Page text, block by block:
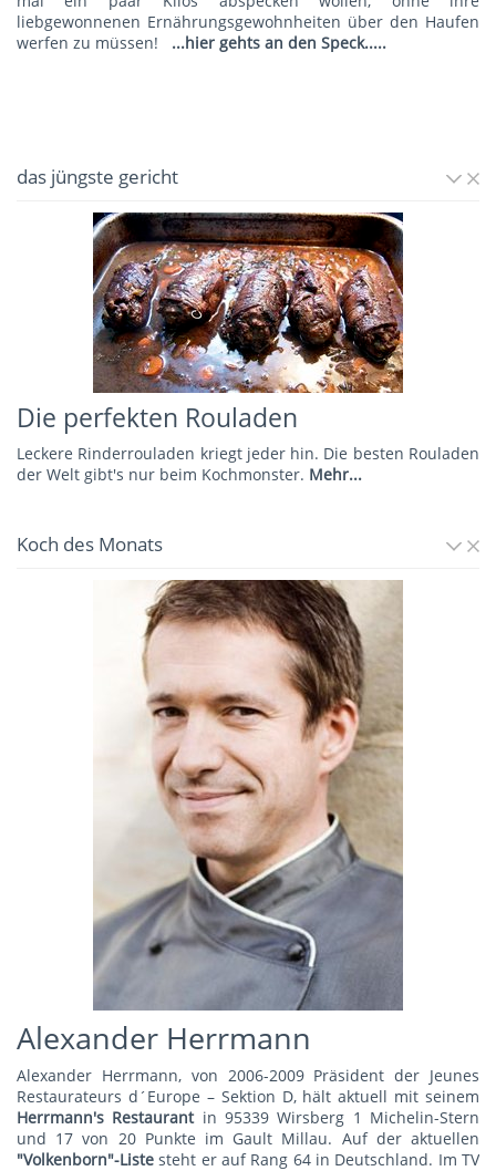
liebgewonnenen Ernährungsgewohnheiten über den Haufen
werfen zu müssen!
...hier gehts an den Speck.....
das jüngste gericht
Die perfekten Rouladen
Leckere Rinderrouladen kriegt jeder hin. Die besten Rouladen
der Welt gibt's nur beim Kochmonster. Mehr...
Koch des Monats
Alexander Herrmann
Alexander Herrmann, von 2006-2009 Präsident der Jeunes
Restaurateurs d´Europe – Sektion D, hält aktuell mit seinem
Herrmann's Restaurant in 95339 Wirsberg 1 Michelin-Stern
und 17 von 20 Punkte im Gault Millau. Auf der aktuellen
"Volkenborn"-Liste steht er auf Rang 64 in Deutschland. Im TV